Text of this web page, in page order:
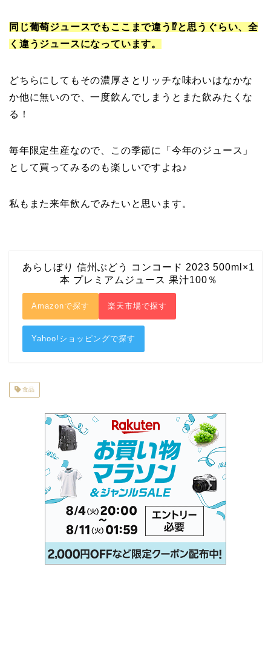
同じ葡萄ジュースでもここまで違う⁉と思うぐらい、全
く違うジュースになっています。
どちらにしてもその濃厚さとリッチな味わいはなかな
か他に無いので、一度飲んでしまうとまた飲みたくな
る！
毎年限定生産なので、この季節に「今年のジュース」
として買ってみるのも楽しいですよね♪
私もまた来年飲んでみたいと思います。
あらしぼり 信州ぶどう コンコード 2023 500ml×1
本 プレミアムジュース 果汁100％
Amazonで探す 楽天市場で探す
Yahoo!ショッピングで探す
食品